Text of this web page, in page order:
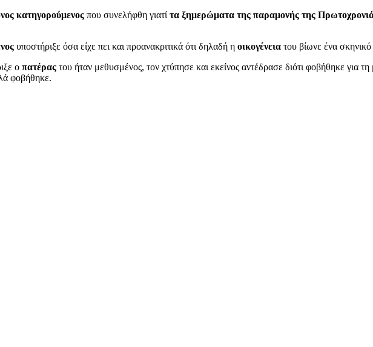
κατηγορούμενος που συνελήφθη γιατί τα ξημερώματα της παραμονής της
υποστήριξε όσα είχε πει και προανακριτικά ότι δηλαδή η οικογένεια του βίωνε ένα
ο πατέρας του ήταν μεθυσμένος, τον χτύπησε και εκείνος αντέδρασε διότι φοβήθηκε για
φοβήθηκε.